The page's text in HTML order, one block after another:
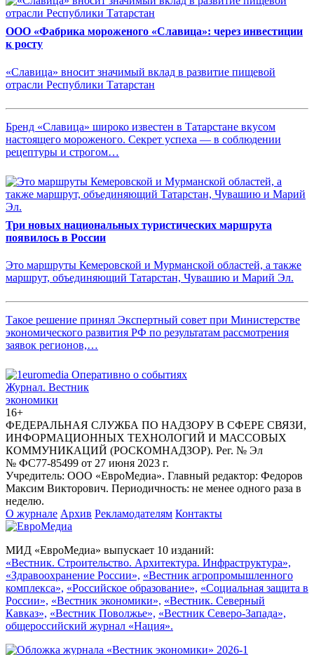
ООО «Фабрика мороженого «Славица»: через инвестиции
к росту
«Славица» вносит значимый вклад в развитие пищевой
отрасли Республики Татарстан
Бренд «Славица» широко известен в Татарстане вкусом
настоящего мороженого. Секрет успеха — в соблюдении
рецептуры и строгом…
Три новых национальных туристических маршрута
появилось в России
Это маршруты Кемеровской и Мурманской областей, а также
маршрут, объединяющий Татарстан, Чувашию и Марий Эл.
Такое решение принял Экспертный совет при Министерстве
экономического развития РФ по результатам рассмотрения
заявок регионов,…
Журнал. Вестник
экономики
16+
ФЕДЕРАЛЬНАЯ СЛУЖБА ПО НАДЗОРУ В СФЕРЕ СВЯЗИ,
ИНФОРМАЦИОННЫХ ТЕХНОЛОГИЙ И МАССОВЫХ
КОММУНИКАЦИЙ (РОСКОМНАДЗОР). Рег. № Эл
№ ФС77-85499 от 27 июня 2023 г.
Учредитель: ООО «ЕвроМедиа». Главный редактор: Федоров
Максим Викторович. Периодичность: не менее одного раза в
неделю.
О журнале Архив Рекламодателям Контакты
МИД «ЕвроМедиа» выпускает 10 изданий:
«Вестник. Строительство. Архитектура. Инфраструктура»,
«Здравоохранение России», «Вестник агропромышленного
комплекса», «Российское образование», «Социальная защита в
России», «Вестник экономики», «Вестник. Северный
Кавказ», «Вестник Поволжье», «Вестник Северо-Запада»,
общероссийский журнал «Нация».